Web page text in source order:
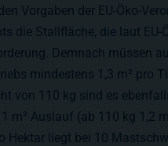
Vorgaben der EU-Öko-
die Stallfläche, die laut
Demnach müssen
mindestens 1,3 m² pro
von 110 kg sind es
m² Auslauf (ab 110 kg 1,2
Hektar liegt bei 10